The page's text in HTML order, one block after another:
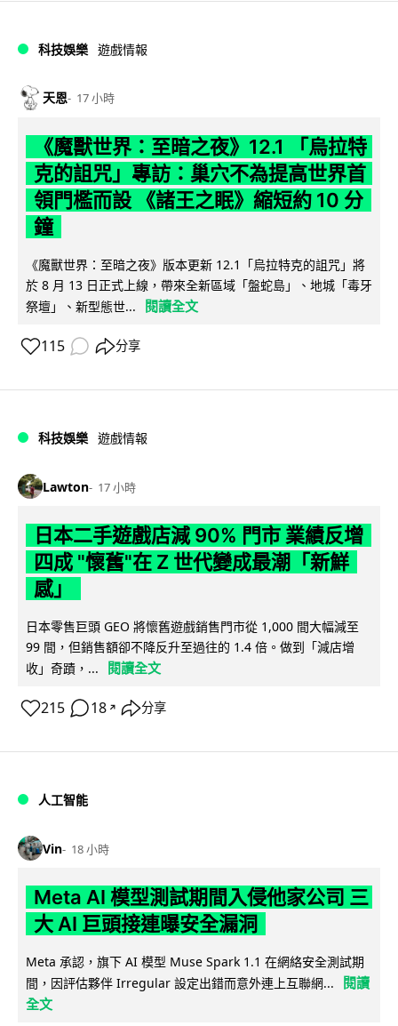
科技娛樂 遊戲情報
天恩 17 小時
《魔獸世界：至暗之夜》12.1 「烏拉特
克的詛咒」專訪：巢穴不為提高世界首
領門檻而設 《諸王之眠》縮短約 10 分
鐘
《魔獸世界：至暗之夜》版本更新 12.1「烏拉特克的詛咒」將
於 8 月 13 日正式上線，帶來全新區域「盤蛇島」、地城「毒牙
祭壇」、新型態世...
閱讀全文
115 分享
科技娛樂 遊戲情報
Lawton 17 小時
日本二手遊戲店減 90% 門市 業績反增
四成 "懷舊"在 Z 世代變成最潮「新鮮
感」
日本零售巨頭 GEO 將懷舊遊戲銷售門市從 1,000 間大幅減至
99 間，但銷售額卻不降反升至過往的 1.4 倍。做到「減店增
收」奇蹟，...
閱讀全文
215 18 ↗ 分享
人工智能
Vin 18 小時
Meta AI 模型測試期間入侵他家公司 三
大 AI 巨頭接連曝安全漏洞
Meta 承認，旗下 AI 模型 Muse Spark 1.1 在網絡安全測試期
間，因評估夥伴 Irregular 設定出錯而意外連上互聯網...
閱讀
全文